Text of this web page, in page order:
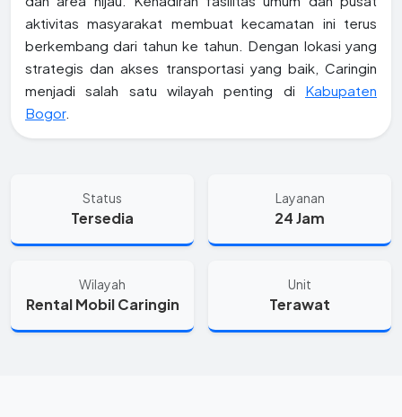
aktivitas masyarakat membuat kecamatan ini terus
berkembang dari tahun ke tahun. Dengan lokasi yang
strategis dan akses transportasi yang baik, Caringin
menjadi salah satu wilayah penting di Kabupaten
Bogor.
Status
Tersedia
Layanan
24 Jam
Wilayah
Rental Mobil Caringin
Unit
Terawat